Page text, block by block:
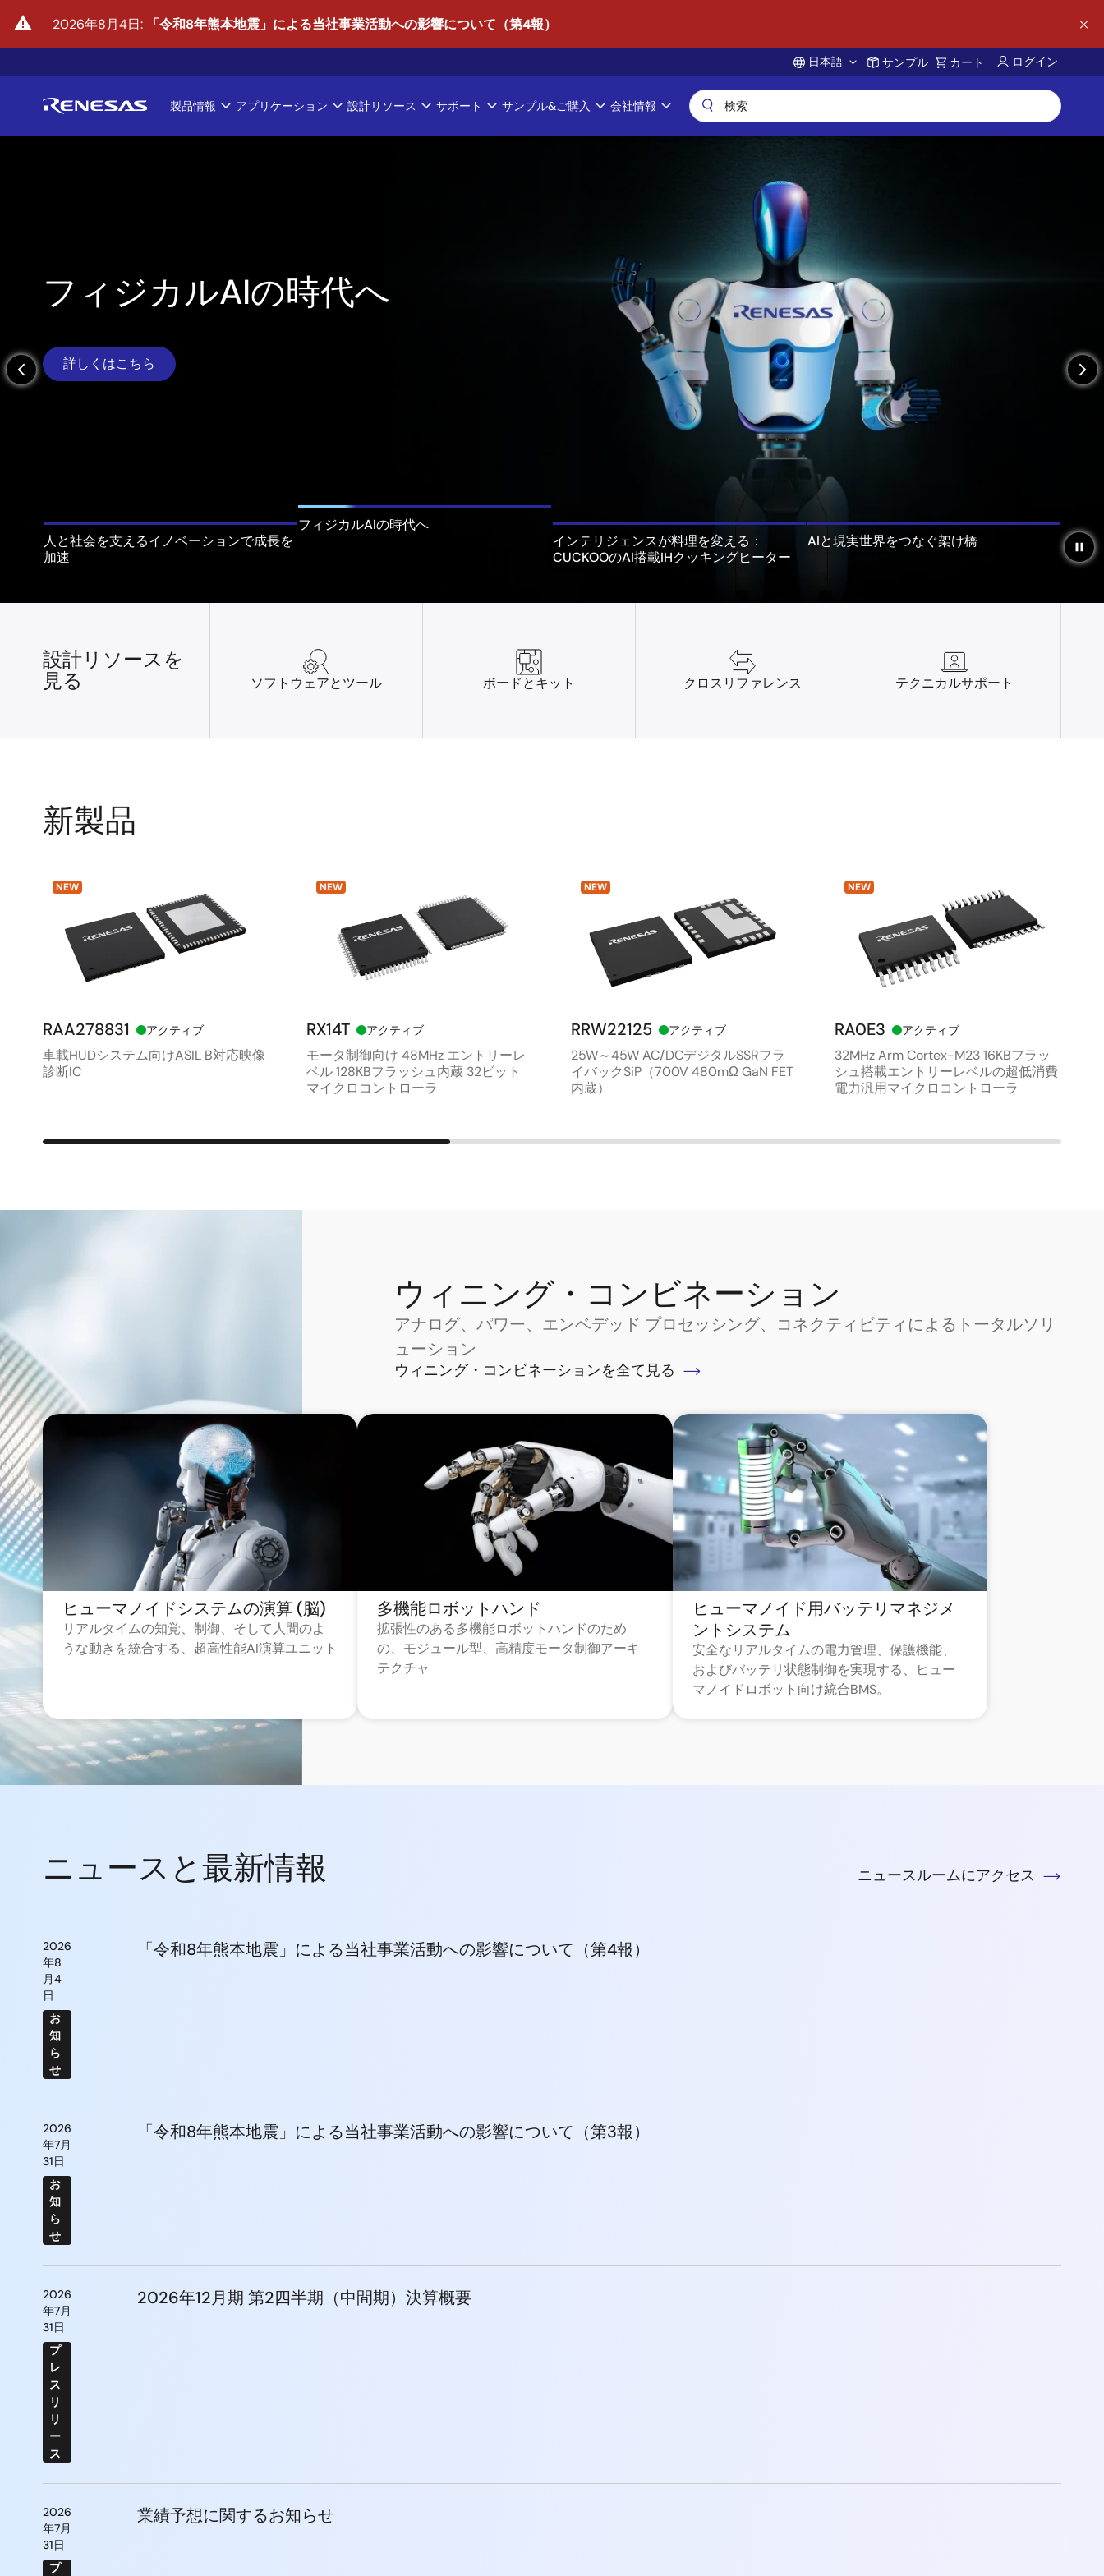
ン
warning 2026年8月4日: 「令和8年熊本地震」による当社事業活動への影響について（第4報）
Account
日本語 サンプル カート ログイン
Main
製品情報 アプリケーション 設計リソース サポート サンプル&ご購入 会社情報
arrow_back_ios_new
フィジカルAIの時代へ
詳しくはこちら arrow_forward_ios
人と社会を支えるイノベーションで成長を
加速
フィジカルAIの時代へ
インテリジェンスが料理を変える：
CUCKOOのAI搭載IHクッキングヒーター
AIと現実世界をつなぐ架け橋 pause
設計リソースを
見る
ソフトウェアとツール ボードとキット クロスリファレンス テクニカルサポート
新製品
NEW
RAA278831 アクティブ
車載HUDシステム向けASIL B対応映像
診断IC
NEW
RX14T アクティブ
モータ制御向け 48MHz エントリーレ
ベル 128KBフラッシュ内蔵 32ビット
マイクロコントローラ
NEW
RRW22125 アクティブ
25W～45W AC/DCデジタルSSRフラ
イバックSiP（700V 480mΩ GaN FET
内蔵）
NEW
RA0E3 アクティブ
32MHz Arm Cortex-M23 16KBフラッ
シュ搭載エントリーレベルの超低消費
電力汎用マイクロコントローラ
ウィニング・コンビネーション
アナログ、パワー、エンベデッド プロセッシング、コネクティビティによるトータルソリ
ューション
ウィニング・コンビネーションを全て見る
ヒューマノイドシステムの演算 (脳)
リアルタイムの知覚、制御、そして人間のよ
うな動きを統合する、超高性能AI演算ユニット
多機能ロボットハンド
拡張性のある多機能ロボットハンドのため
の、モジュール型、高精度モータ制御アーキ
テクチャ
ヒューマノイド用バッテリマネジメ
ントシステム
安全なリアルタイムの電力管理、保護機能、
およびバッテリ状態制御を実現する、ヒュー
マノイドロボット向け統合BMS。
ニュースと最新情報 ニュースルームにアクセス
2026
年8
月4
日
お
知
ら
せ
「令和8年熊本地震」による当社事業活動への影響について（第4報）
2026
年7月
31日
お
知
ら
せ
「令和8年熊本地震」による当社事業活動への影響について（第3報）
2026
年7月
31日
プ
レ
ス
リ
リ
ー
ス
2026年12月期 第2四半期（中間期）決算概要
2026
年7月
31日
プ
業績予想に関するお知らせ